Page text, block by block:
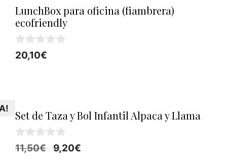
LunchBox para oficina (fiambrera)
ecofriendly
0
d
20,10€
Set de Taza y Bol Infantil Alpaca y Llama
0
d
11,50€
El
9,20€